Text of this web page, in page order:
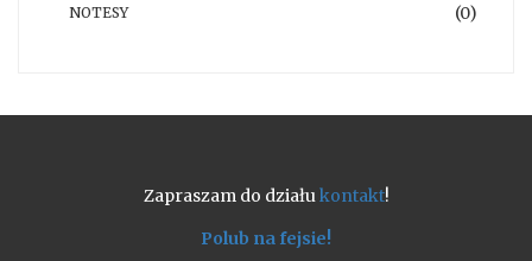
NOTESY (0)
Zapraszam do działukontakt!
Polub na fejsie!